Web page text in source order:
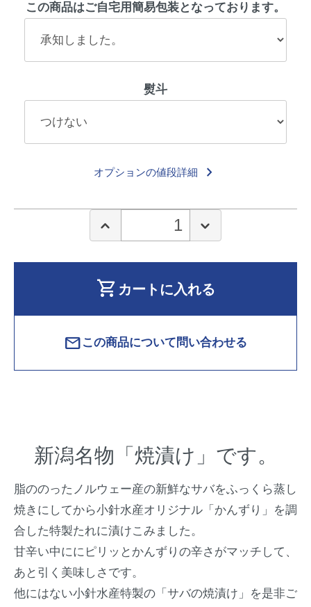
この商品はご自宅用簡易包装となっております。
熨斗
オプションの値段詳細 keyboard_arrow_right
shopping_cart カートに入れる
mail この商品について問い合わせる
新潟名物「焼漬け」です。
脂ののったノルウェー産の新鮮なサバをふっくら蒸し
焼きにしてから小針水産オリジナル「かんずり」を調
合した特製たれに漬けこみました。
甘辛い中ににピリッとかんずりの辛さがマッチして、
あと引く美味しさです。
他にはない小針水産特製の「サバの焼漬け」を是非ご